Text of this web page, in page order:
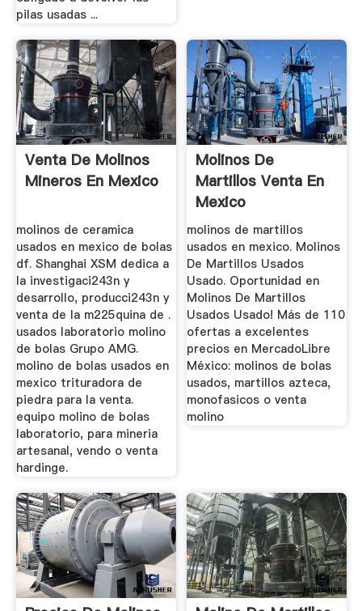
pilas usadas ...
Venta De Molinos
Mineros En Mexico
molinos de ceramica
usados en mexico de bolas
df. Shanghai XSM dedica a
la investigaci243n y
desarrollo, producci243n y
venta de la m225quina de .
usados laboratorio molino
de bolas Grupo AMG.
molino de bolas usados en
mexico trituradora de
piedra para la venta.
equipo molino de bolas
laboratorio, para mineria
artesanal, vendo o venta
hardinge.
Molinos De
Martillos Venta En
Mexico
molinos de martillos
usados en mexico. Molinos
De Martillos Usados
Usado. Oportunidad en
Molinos De Martillos
Usados Usado! Más de 110
ofertas a excelentes
precios en MercadoLibre
México: molinos de bolas
usados, martillos azteca,
monofasicos o venta
molino